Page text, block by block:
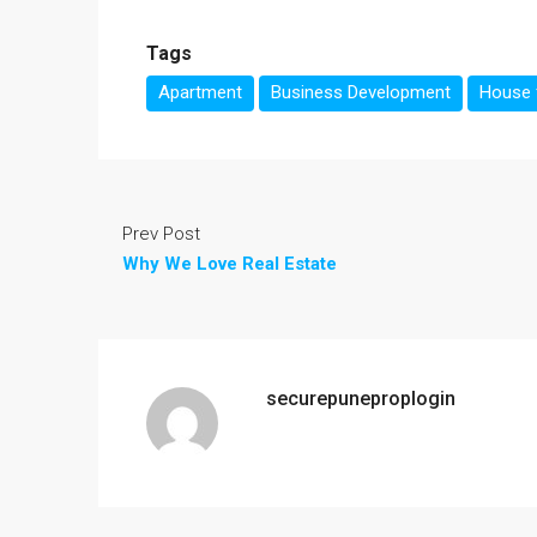
Tags
Apartment Business Development House
Prev Post
Why We Love Real Estate
securepuneproplogin